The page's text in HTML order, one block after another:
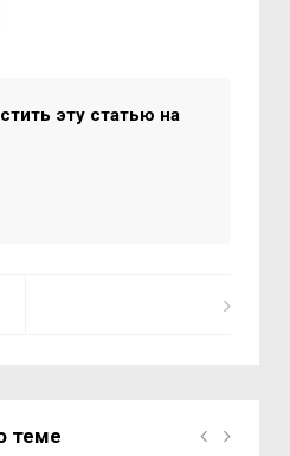
эту статью на
теме